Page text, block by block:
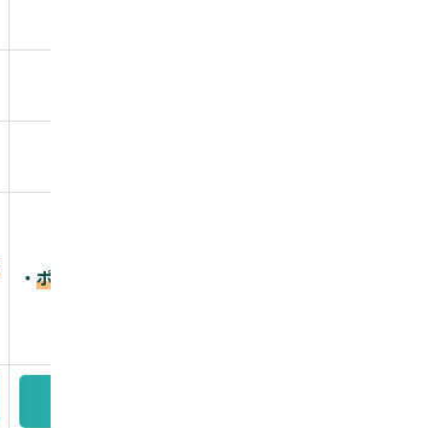
・ ポイント還元率最大10.5%